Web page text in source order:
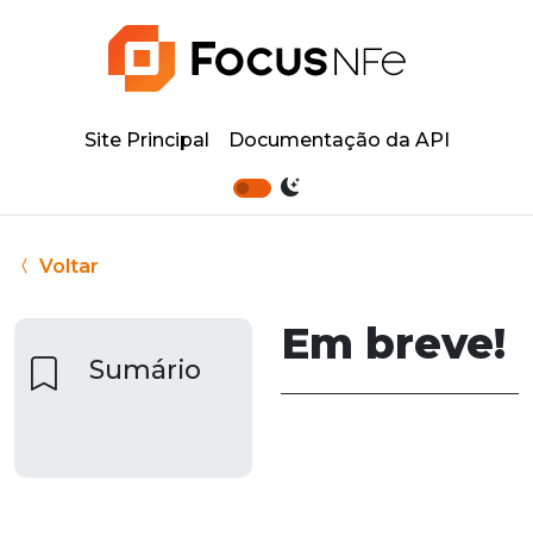
Site Principal Documentação da API
Voltar
Em breve!
Sumário